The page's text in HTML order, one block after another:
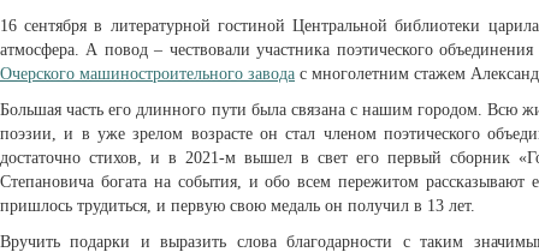
16 сентября в литературной гостиной Центральной библиотеки
атмосфера. А повод – чествовали участника поэтического объединения
Очерского машиностроительного завода с многолетним стажем
Большая часть его длинного пути была связана с нашим городом. Всю
поэзии, и в уже зрелом возрасте он стал членом поэтического
достаточно стихов, и в 2021-м вышел в свет его первый сборник
Степановича богата на события, и обо всем пережитом
пришлось трудиться, и первую свою медаль он получил в 13 лет.
Вручить подарки и выразить слова благодарности с таким